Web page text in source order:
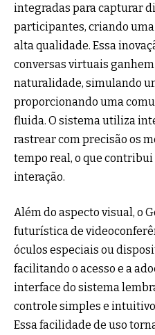
integradas para capturar
participantes, criando
alta qualidade. Essa
conversas virtuais
naturalidade, simulando
proporcionando uma
fluida. O sistema utiliza
rastrear com precisão os
tempo real, o que
interação.
Além do aspecto visual, o
futurística de
óculos especiais ou
facilitando o acesso e a
interface do sistema
controle simples e
Essa facilidade de uso